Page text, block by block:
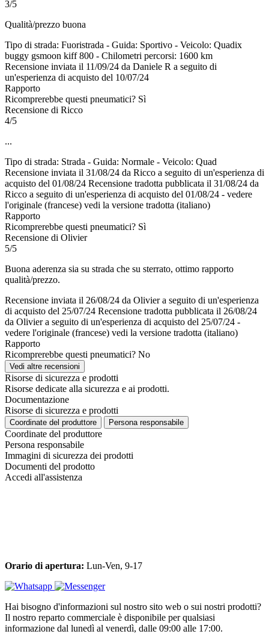
3/5
Qualità/prezzo buona
Tipo di strada: Fuoristrada - Guida: Sportivo - Veicolo: Quadix
buggy gsmoon kiff 800 - Chilometri percorsi: 1600 km
Recensione inviata il 11/09/24 da Daniele R a seguito di
un'esperienza di acquisto del 10/07/24
Rapporto
Ricomprerebbe questi pneumatici? Sì
Recensione di Ricco
4/5
...
Tipo di strada: Strada - Guida: Normale - Veicolo: Quad
Recensione inviata il 31/08/24 da Ricco a seguito di un'esperienza di
acquisto del 01/08/24 Recensione tradotta pubblicata il 31/08/24 da
Ricco a seguito di un'esperienza di acquisto del 01/08/24 - vedere
l'originale (francese) vedi la versione tradotta (italiano)
Rapporto
Ricomprerebbe questi pneumatici? Sì
Recensione di Olivier
5/5
Buona aderenza sia su strada che su sterrato, ottimo rapporto
qualità/prezzo.
Recensione inviata il 26/08/24 da Olivier a seguito di un'esperienza
di acquisto del 25/07/24 Recensione tradotta pubblicata il 26/08/24
da Olivier a seguito di un'esperienza di acquisto del 25/07/24 -
vedere l'originale (francese) vedi la versione tradotta (italiano)
Rapporto
Ricomprerebbe questi pneumatici? No
Vedi altre recensioni
Risorse di sicurezza e prodotti
Risorse dedicate alla sicurezza e ai prodotti.
Documentazione
Risorse di sicurezza e prodotti
Coordinate del produttore Persona responsabile
Coordinate del produttore
Persona responsabile
Immagini di sicurezza dei prodotti
Documenti del prodotto
Accedi all'assistenza
Orario di apertura: Lun-Ven, 9-17
Hai bisogno d'informazioni sul nostro sito web o sui nostri prodotti?
Il nostro reparto commerciale è disponibile per qualsiasi
informazione dal lunedì al venerdì, dalle 09:00 alle 17:00.